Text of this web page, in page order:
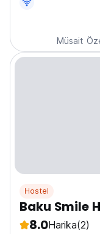
mükemmel Bakü
Müsait
Hostel
Baku Smile
8.0Harika(2)